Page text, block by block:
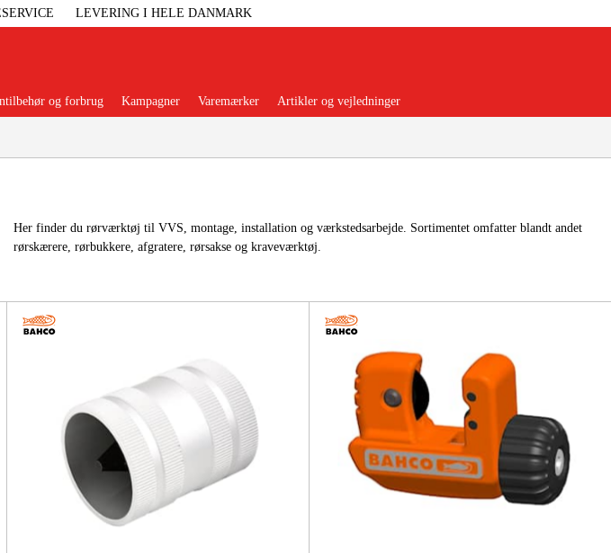
LEVERING I HELE DANMARK
Maskiner Og Værktøj
Garage Og Værksted
Maskintilbehør Og Forbrug Kampagner
og forbrug Kampagner Varemærker Artikler og vejledninger
Her finder du rørværktøj til VVS, montage, installation og værkstedsarbejde. Sortimentet omfatter blandt andet
rørskærere, rørbukkere, afgratere, rørsakse og kraveværktøj.